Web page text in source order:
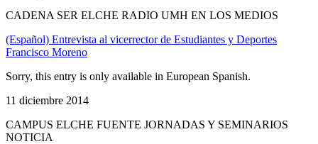
CADENA SER ELCHE RADIO UMH EN LOS MEDIOS
(Español) Entrevista al vicerrector de Estudiantes y Deportes
Francisco Moreno
Sorry, this entry is only available in European Spanish.
11 diciembre 2014
CAMPUS ELCHE FUENTE JORNADAS Y SEMINARIOS
NOTICIA